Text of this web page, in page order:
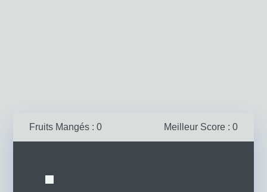
Fruits Mangés : 0 Meilleur Score : 0